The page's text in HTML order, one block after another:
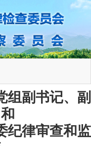
组副书记、副
纪律审查和监